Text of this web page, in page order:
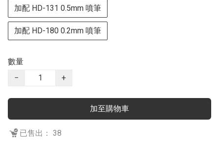
加配 HD-131 0.5mm 噴筆
加配 HD-180 0.2mm 噴筆
數量
−
+
加至購物車
已售出： 38